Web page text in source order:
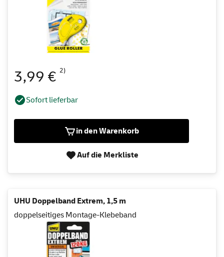
3,99 € 2)
Sofort lieferbar
in den Warenkorb
Auf die Merkliste
UHU Doppelband Extrem, 1,5 m
doppelseitiges Montage-Klebeband